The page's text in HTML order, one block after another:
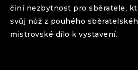
činí nezbytnost pro sběratele,
svůj nůž z pouhého
mistrovské dílo k vystavení.